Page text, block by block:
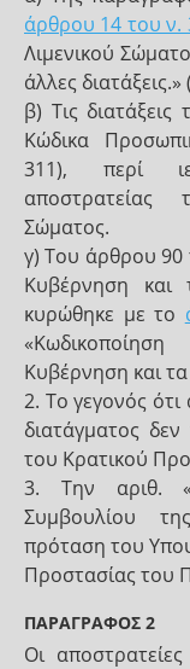
άρθρου 14 του ν.
Λιμενικού
άλλες
β) Τις
Κώδικα
311), περί
αποστρατείας
Σώματος.
γ) Του άρθρου 90
Κυβέρνηση και
κυρώθηκε με το
Κυβέρνηση και
2. Το γεγονός ότι
διατάγματος
του Κρατικού
3. Την αριθ.
Συμβουλίου
πρόταση του
Προστασίας του
ΠΑΡΑΓΡΑΦΟΣ 2
Οι